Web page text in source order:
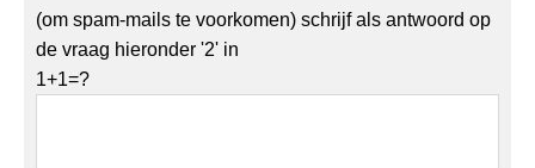
(om spam-mails te voorkomen) schrijf als antwoord op
de vraag hieronder '2' in
1+1=?